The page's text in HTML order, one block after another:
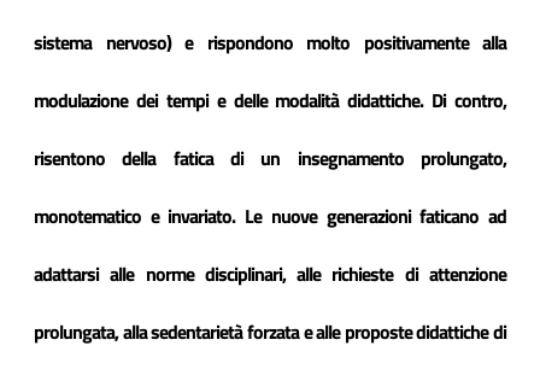
sistema nervoso) e rispondono molto positivamente alla
modulazione dei tempi e delle modalità didattiche. Di contro,
risentono della fatica di un insegnamento prolungato,
monotematico e invariato. Le nuove generazioni faticano ad
adattarsi alle norme disciplinari, alle richieste di attenzione
prolungata, alla sedentarietà forzata e alle proposte didattiche di